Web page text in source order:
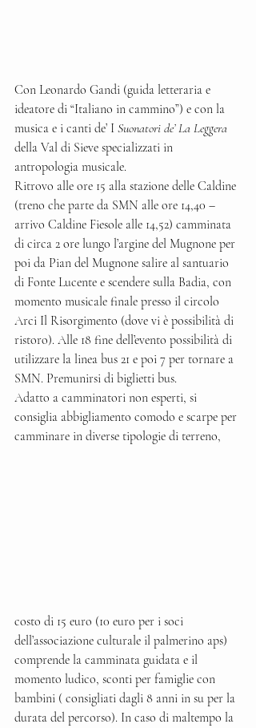
Con Leonardo Gandi (guida letteraria e
ideatore di “Italiano in cammino”) e con la
musica e i canti de’ I Suonatori de’ La Leggera
della Val di Sieve specializzati in
antropologia musicale.
Ritrovo alle ore 15 alla stazione delle Caldine
(treno che parte da SMN alle ore 14,40 –
arrivo Caldine Fiesole alle 14,52) camminata
di circa 2 ore lungo l’argine del Mugnone per
poi da Pian del Mugnone salire al santuario
di Fonte Lucente e scendere sulla Badia, con
momento musicale finale presso il circolo
Arci Il Risorgimento (dove vi è possibilità di
ristoro). Alle 18 fine dell’evento possibilità di
utilizzare la linea bus 21 e poi 7 per tornare a
SMN. Premunirsi di biglietti bus.
Adatto a camminatori non esperti, si
consiglia abbigliamento comodo e scarpe per
camminare in diverse tipologie di terreno,
costo di 15 euro (10 euro per i soci
dell’associazione culturale il palmerino aps)
comprende la camminata guidata e il
momento ludico, sconti per famiglie con
bambini ( consigliati dagli 8 anni in su per la
durata del percorso). In caso di maltempo la